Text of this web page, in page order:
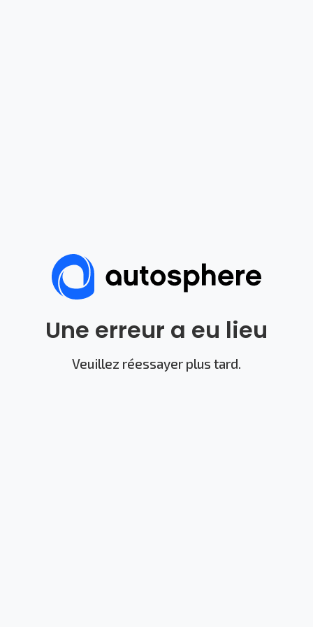
Une erreur a eu lieu
Veuillez réessayer plus tard.